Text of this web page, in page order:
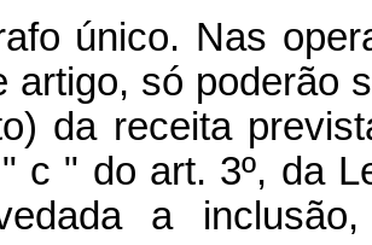
único. Nas
artigo, só poderão
da receita
c " do art. 3º, da
a